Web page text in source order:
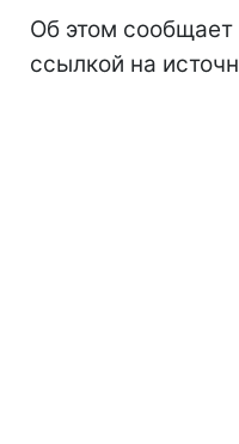
Об этом сообщает
ссылкой на